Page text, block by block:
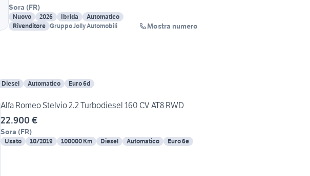
Sora (FR)
Nuovo 2026 Ibrida
Automatico
Rivenditore Gruppo Jolly Automobili Mostra numero
Diesel Automatico Euro 6d
Alfa Romeo Stelvio 2.2 Turbodiesel 160 CV AT8 RWD
22.900 €
Sora (FR)
Usato 10/2019 100000 Km Diesel Automatico Euro 6e